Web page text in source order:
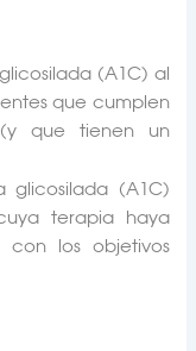
(A1C) al
que cumplen
que tienen un
glicosilada (A1C)
terapia haya
los objetivos